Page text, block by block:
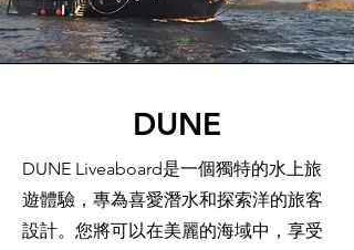
DUNE
DUNE Liveaboard是一個獨特的水上旅
遊體驗，專為喜愛潛水和探索洋的旅客
設計。您將可以在美麗的海域中，享受